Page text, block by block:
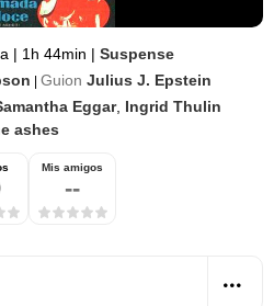
| 1h 44min | Suspense
Guion Julius J. Epstein
Eggar, Ingrid Thulin
ashes
Mis amigos
--